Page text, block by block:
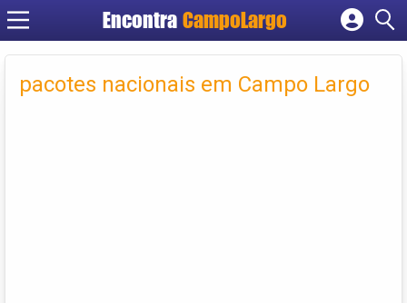
Encontra CampoLargo
Cadastrar empresa
Criar conta
pacotes nacionais em Campo Largo